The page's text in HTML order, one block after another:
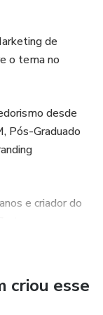
de
o tema no
desde
Pós-Graduado
e criador do
afetivo com
autor do 1º
criou esse